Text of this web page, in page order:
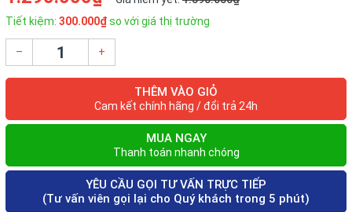
Tiết kiệm: 300.000₫so với giá thị trường
– +
THÊM VÀO GIỎ
Cam kết chính hãng / đổi trả 24h
MUA NGAY
Thanh toán nhanh chóng
YÊU CẦU GỌI TƯ VẤN TRỰC TIẾP
(Tư vấn viên gọi lại cho Quý khách trong 5 phút)